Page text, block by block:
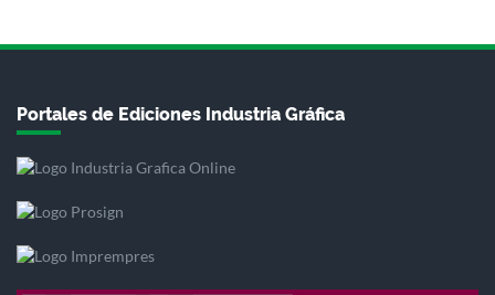
Portales de Ediciones Industria Gráfica